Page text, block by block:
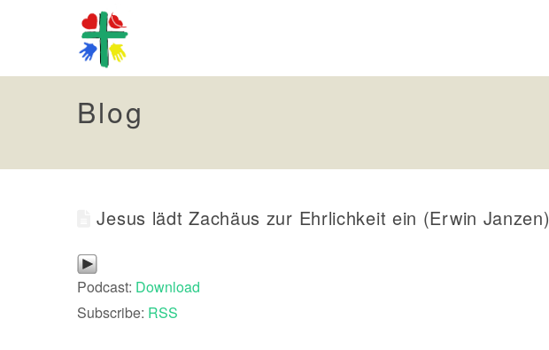
Blog
Jesus lädt Zachäus zur Ehrlichkeit ein (Erwin Janzen)
Podcast: Download
Subscribe: RSS